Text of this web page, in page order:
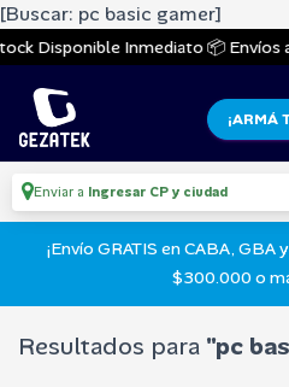
[Buscar: pc basic gamer]
Disponible Inmediato 📦 Envíos a
¡ARMÁ
Enviar a Ingresar CP y ciudad
¡Envío GRATIS en CABA,
$300.000 o
Resultados para "pc